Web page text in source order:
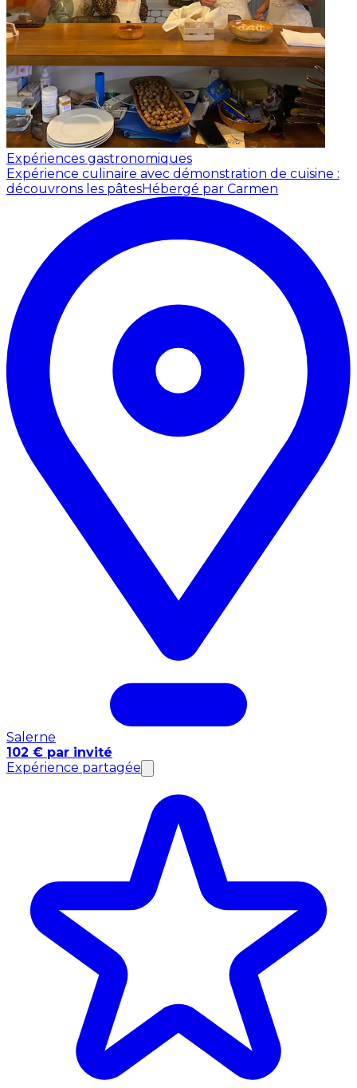
Expériences gastronomiques
Expérience culinaire avec démonstration de cuisine :
découvrons les pâtesHébergé par Carmen
Salerne
102 € par invité
Expérience partagée